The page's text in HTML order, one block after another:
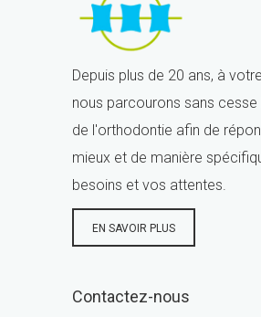
Depuis plus de 20 ans, à
nous parcourons sans
de l'orthodontie afin de
mieux et de manière
besoins et vos attentes.
EN SAVOIR PLUS
Contactez-nous